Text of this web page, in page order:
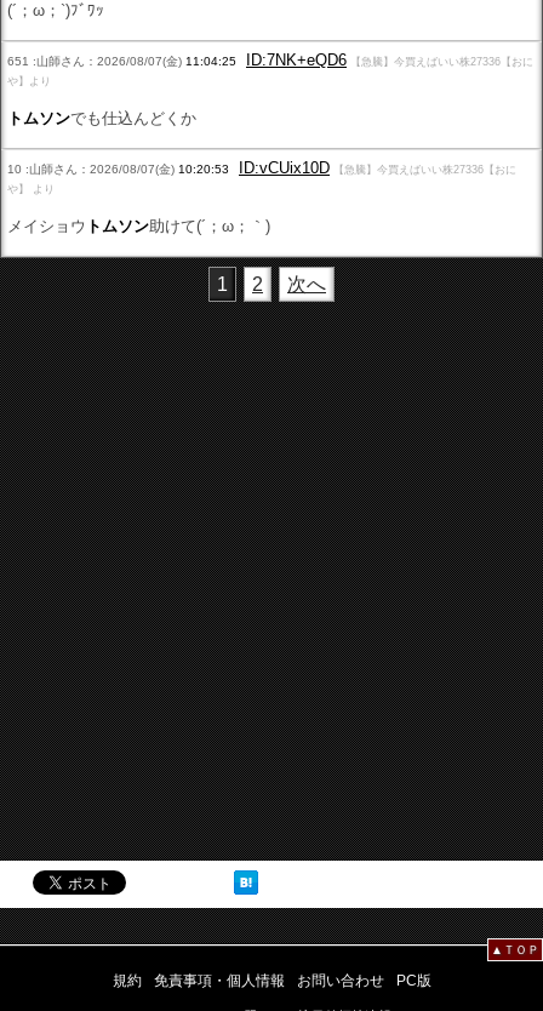
(´；ω；`)ﾌﾞﾜｯ
651 :山師さん：2026/08/07(金) 11:04:25 ID:7NK+eQD6
【急騰】今買えばいい株27336【おに
や】より
トムソンでも仕込んどくか
10 :山師さん：2026/08/07(金) 10:20:53 ID:vCUix10D
【急騰】今買えばいい株27336【おに
や】 より
メイショウ トムソン助けて(´；ω；｀)
1 2 次へ
▲ＴＯＰ
規約 免責事項・個人情報 お問い合わせ PC版